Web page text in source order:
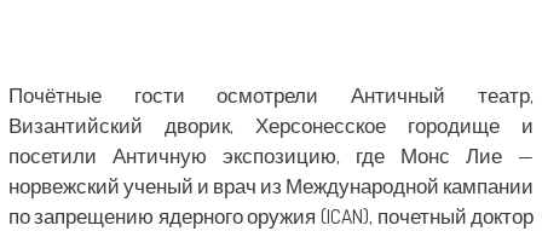
Почётные гости осмотрели Античный театр,
Византийский дворик, Херсонесское городище и
посетили Античную экспозицию, где Монс Лие —
норвежский ученый и врач из Международной кампании
по запрещению ядерного оружия (ICAN), почетный доктор